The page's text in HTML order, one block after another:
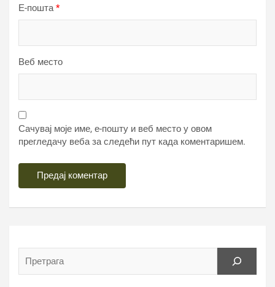
Е-пошта*
Веб место
Сачувај моје име, е-пошту и веб место у овом
прегледачу веба за следећи пут када коментаришем.